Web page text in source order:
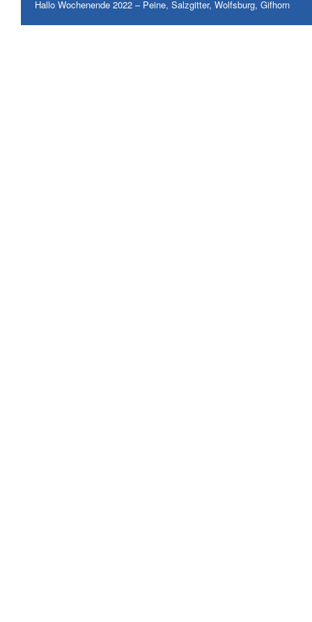
Hallo Wochenende 2022 – Peine, Salzgitter, Wolfsburg, Gifhorn